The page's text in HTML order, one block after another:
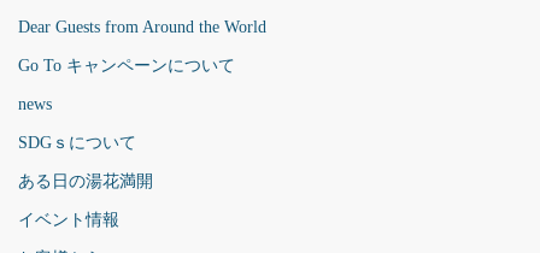
Dear Guests from Around the World
Go To キャンペーンについて
news
SDGｓについて
ある日の湯花満開
イベント情報